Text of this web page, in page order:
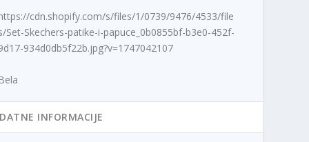
cdn.shopify.com/s/files/1/0739/9476/4533/file
Set-Skechers-patike-i-papuce_0b0855bf-b3e0-452f-
934d0db5f22b.jpg?v=1747042107
Bela
INFORMACIJE